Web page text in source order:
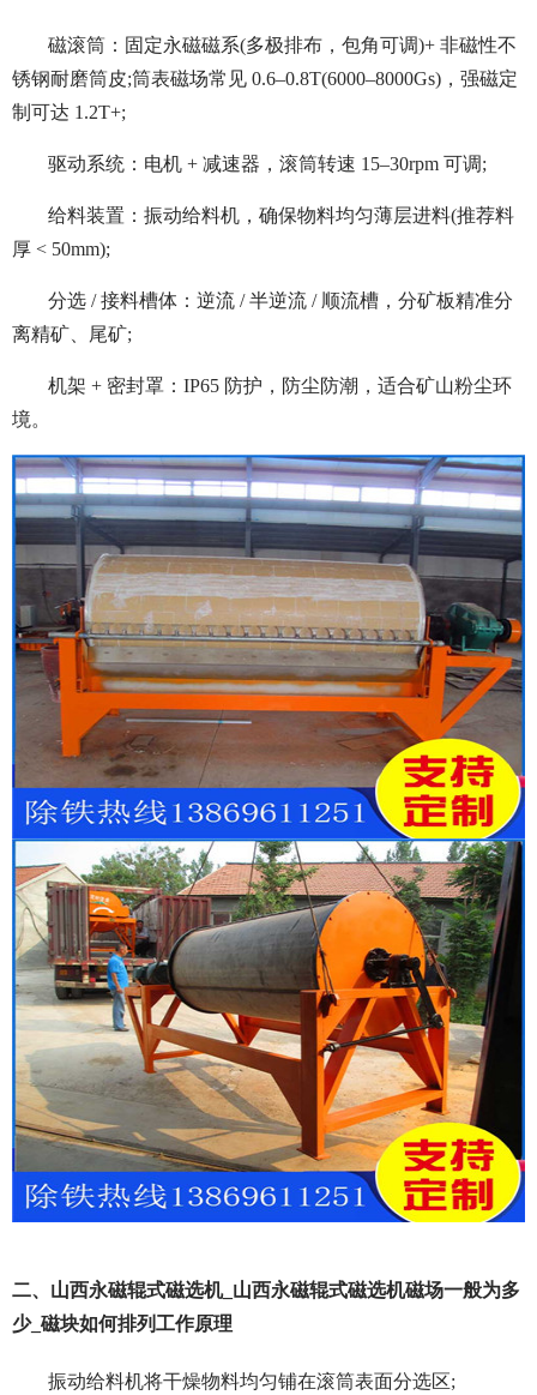
磁滚筒：固定永磁磁系(多极排布，包角可调)+ 非磁性不
锈钢耐磨筒皮;筒表磁场常见 0.6–0.8T(6000–8000Gs)，强磁定
制可达 1.2T+;
驱动系统：电机 + 减速器，滚筒转速 15–30rpm 可调;
给料装置：振动给料机，确保物料均匀薄层进料(推荐料
厚 < 50mm);
分选 / 接料槽体：逆流 / 半逆流 / 顺流槽，分矿板精准分
离精矿、尾矿;
机架 + 密封罩：IP65 防护，防尘防潮，适合矿山粉尘环
境。
二、山西永磁辊式磁选机_山西永磁辊式磁选机磁场一般为多
少_磁块如何排列工作原理
振动给料机将干燥物料均匀铺在滚筒表面分选区;